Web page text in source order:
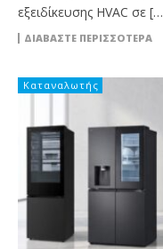
εξειδίκευσης HVAC σε
ΔΙΑΒΆΣΤΕ ΠΕΡΙΣΣΌΤΕΡΑ
Καταναλωτής